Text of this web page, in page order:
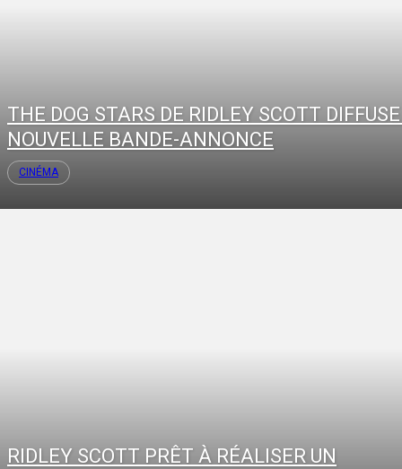
THE DOG STARS DE RIDLEY SCOTT
NOUVELLE BANDE-ANNONCE
CINÉMA
RIDLEY SCOTT PRÊT À RÉALISER UN